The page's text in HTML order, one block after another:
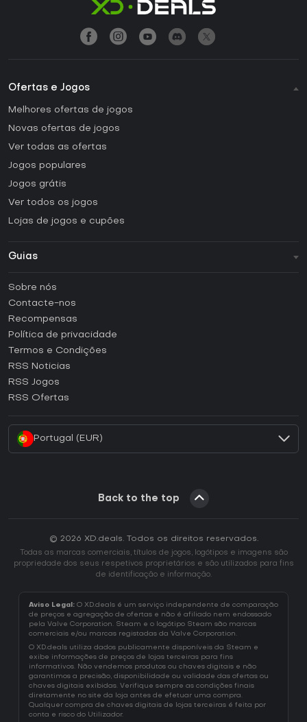
Ofertas e Jogos
Melhores ofertas de jogos
Novas ofertas de jogos
Ver todas as ofertas
Jogos populares
Jogos grátis
Ver todos os jogos
Lojas de jogos e cupões
Guias
Como ativar uma CD Key Steam?
Como ativar uma CD Key Epic Games?
Como ativar uma CD Key GOG?
Como ativar uma CD Key Ubisoft Connect?
Sobre nós
Contacte-nos
Recompensas
Política de privacidade
Termos e Condições
RSS Noticias
RSS Jogos
RSS Ofertas
Portugal (EUR)
Back to the top
© 2026 XD.deals. Todos os direitos reservados.
Todas as marcas comerciais, títulos de jogos, logótipos e imagens são
propriedade dos seus respetivos proprietários e são utilizados para fins
de identificação e informação.
Aviso Legal: O XD.deals é um serviço independente de comparação
de preços e agregação de ofertas e não é afiliado nem endossado
pela Valve Corporation. Steam e o logótipo Steam são marcas
comerciais e/ou marcas registadas da Valve Corporation.
O XD.deals utiliza dados publicamente disponíveis da Steam e
exibe informações de preços de lojas terceiras para fins
informativos. Não vendemos produtos ou chaves digitais e não
garantimos a precisão, disponibilidade ou validade das ofertas ou
chaves digitais exibidas. Verifique sempre as condições finais
diretamente no site da loja antes de efetuar uma compra.
Qualquer compra de chaves digitais de lojas terceiras é feita por
conta e risco do Utilizador.